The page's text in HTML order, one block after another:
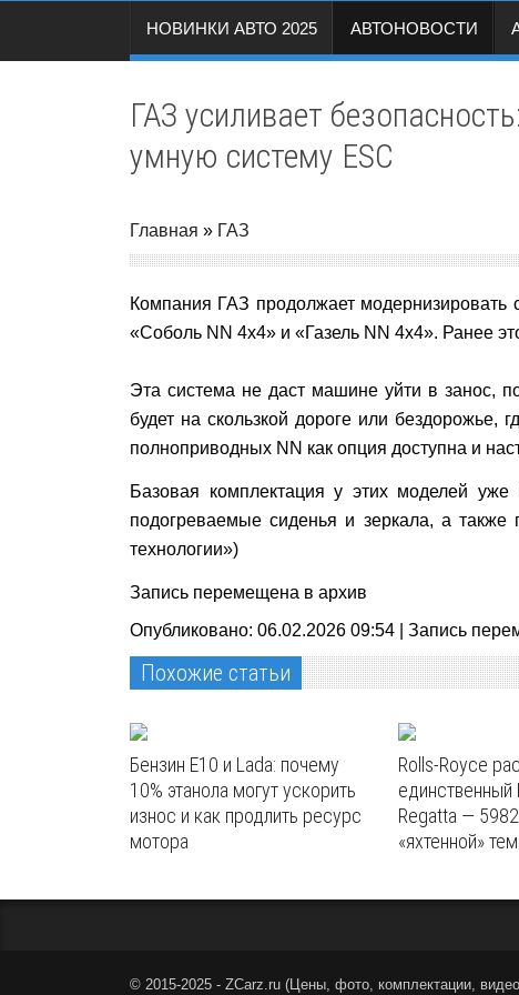
НОВИНКИ АВТО 2025 АВТОНОВОСТИ
ГАЗ усиливает
умную систему ESC
Главная » ГАЗ
Компания ГАЗ продолжает модернизировать
«Соболь NN 4х4» и «Газель NN 4х4». Ранее
Эта система не даст машине уйти в занос,
будет на скользкой дороге или бездорожье,
полноприводных NN как опция доступна и
Базовая комплектация у этих моделей
подогреваемые сиденья и зеркала, а
технологии»)
Запись перемещена в архив
Опубликовано: 06.02.2026 09:54 | Запись
Похожие статьи
Бензин E10 и Lada: почему
10% этанола могут ускорить
износ и как продлить ресурс
мотора
Rolls-Royce
единственный
Regatta —
«яхтенной»
© 2015-2025 - ZCarz.ru (Цены, фото, комплектации, видео